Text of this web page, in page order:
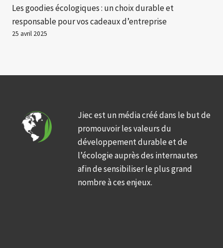
Les goodies écologiques : un choix durable et
responsable pour vos cadeaux d’entreprise
25 avril 2025
Jiec est un média créé dans le but de
promouvoir les valeurs du
développement durable et de
l’écologie auprès des internautes
afin de sensibiliser le plus grand
nombre à ces enjeux.